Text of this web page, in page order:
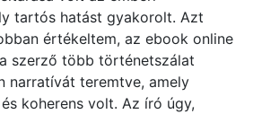
tartós hatást gyakorolt. Azt
értékeltem, az ebook online
szerző több történetszálat
narratívát teremtve, amely
koherens volt. Az író úgy,